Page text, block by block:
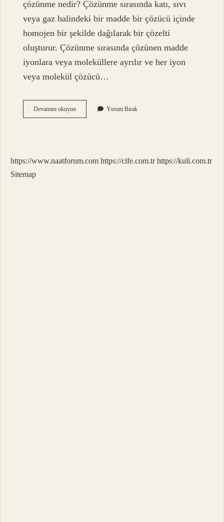
çözünme nedir? Çözünme sırasında katı, sıvı
veya gaz halindeki bir madde bir çözücü içinde
homojen bir şekilde dağılarak bir çözelti
oluşturur. Çözünme sırasında çözünen madde
iyonlara veya moleküllere ayrılır ve her iyon
veya molekül çözücü…
Devamını okuyunÇözünme
Etki
Yorum Bırak
https://www.naatforum.com https://cife.com.tr https://kuli.com.tr
Sitemap